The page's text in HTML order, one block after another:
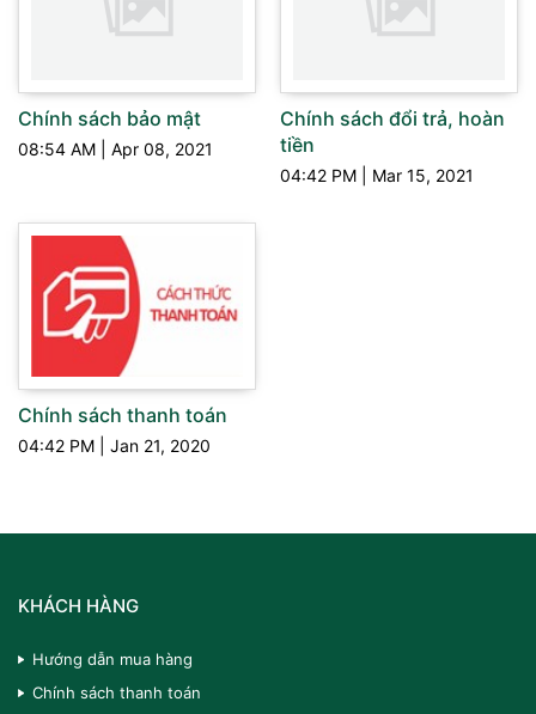
Chính sách bảo mật
08:54 AM Apr 08, 2021
Chính sách đổi trả, hoàn
tiền
04:42 PM Mar 15, 2021
Chính sách thanh toán
04:42 PM Jan 21, 2020
KHÁCH HÀNG
Hướng dẫn mua hàng
Chính sách thanh toán